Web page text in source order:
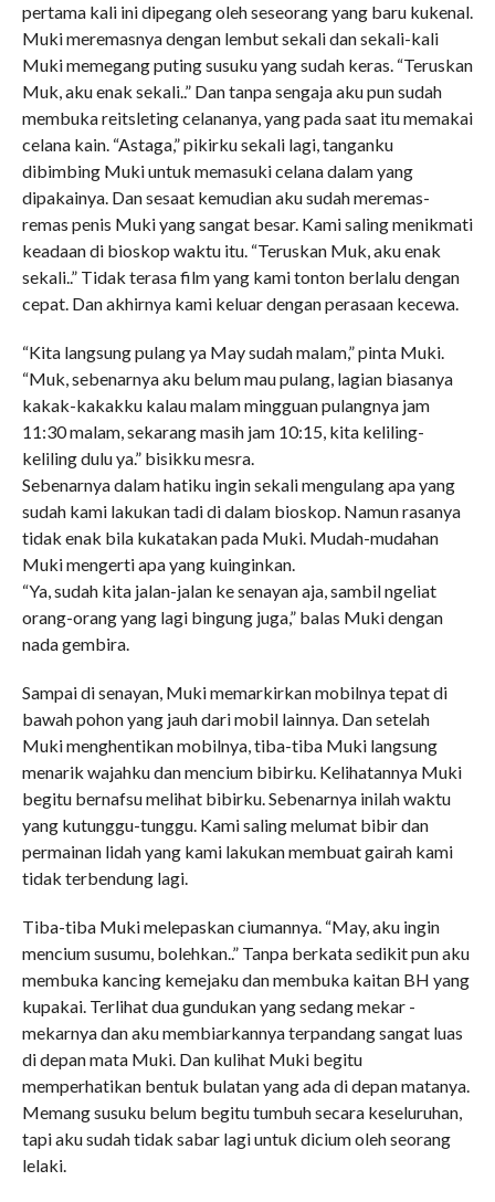
pertama kali ini dipegang oleh seseorang yang baru kukenal.
Muki meremasnya dengan lembut sekali dan sekali-kali
Muki memegang puting susuku yang sudah keras. “Teruskan
Muk, aku enak sekali..” Dan tanpa sengaja aku pun sudah
membuka reitsleting celananya, yang pada saat itu memakai
celana kain. “Astaga,” pikirku sekali lagi, tanganku
dibimbing Muki untuk memasuki celana dalam yang
dipakainya. Dan sesaat kemudian aku sudah meremas-
remas penis Muki yang sangat besar. Kami saling menikmati
keadaan di bioskop waktu itu. “Teruskan Muk, aku enak
sekali..” Tidak terasa film yang kami tonton berlalu dengan
cepat. Dan akhirnya kami keluar dengan perasaan kecewa.
“Kita langsung pulang ya May sudah malam,” pinta Muki.
“Muk, sebenarnya aku belum mau pulang, lagian biasanya
kakak-kakakku kalau malam mingguan pulangnya jam
11:30 malam, sekarang masih jam 10:15, kita keliling-
keliling dulu ya.” bisikku mesra.
Sebenarnya dalam hatiku ingin sekali mengulang apa yang
sudah kami lakukan tadi di dalam bioskop. Namun rasanya
tidak enak bila kukatakan pada Muki. Mudah-mudahan
Muki mengerti apa yang kuinginkan.
“Ya, sudah kita jalan-jalan ke senayan aja, sambil ngeliat
orang-orang yang lagi bingung juga,” balas Muki dengan
nada gembira.
Sampai di senayan, Muki memarkirkan mobilnya tepat di
bawah pohon yang jauh dari mobil lainnya. Dan setelah
Muki menghentikan mobilnya, tiba-tiba Muki langsung
menarik wajahku dan mencium bibirku. Kelihatannya Muki
begitu bernafsu melihat bibirku. Sebenarnya inilah waktu
yang kutunggu-tunggu. Kami saling melumat bibir dan
permainan lidah yang kami lakukan membuat gairah kami
tidak terbendung lagi.
Tiba-tiba Muki melepaskan ciumannya. “May, aku ingin
mencium susumu, bolehkan..” Tanpa berkata sedikit pun aku
membuka kancing kemejaku dan membuka kaitan BH yang
kupakai. Terlihat dua gundukan yang sedang mekar -
mekarnya dan aku membiarkannya terpandang sangat luas
di depan mata Muki. Dan kulihat Muki begitu
memperhatikan bentuk bulatan yang ada di depan matanya.
Memang susuku belum begitu tumbuh secara keseluruhan,
tapi aku sudah tidak sabar lagi untuk dicium oleh seorang
lelaki.